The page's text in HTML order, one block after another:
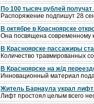
По 100 тысяч рублей
Распоряжение подпишут 28
В октябре в Красноярске
Она посвящена современному
В Красноярске пассажиры
Количество травмированных
В Красноярске на ж/д
Инновационный материал
Житель Барнаула украл
Лифт простоял целым всего